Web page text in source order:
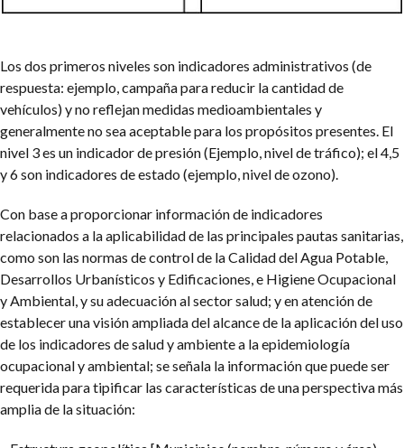
Los dos primeros niveles son indicadores administrativos (de
respuesta: ejemplo, campaña para reducir la cantidad de
vehículos) y no reflejan medidas medioambientales y
generalmente no sea aceptable para los propósitos presentes. El
nivel 3 es un indicador de presión (Ejemplo, nivel de tráfico); el 4,5
y 6 son indicadores de estado (ejemplo, nivel de ozono).
Con base a proporcionar información de indicadores
relacionados a la aplicabilidad de las principales pautas sanitarias,
como son las normas de control de la Calidad del Agua Potable,
Desarrollos Urbanísticos y Edificaciones, e Higiene Ocupacional
y Ambiental, y su adecuación al sector salud; y en atención de
establecer una visión ampliada del alcance de la aplicación del uso
de los indicadores de salud y ambiente a la epidemiología
ocupacional y ambiental; se señala la información que puede ser
requerida para tipificar las características de una perspectiva más
amplia de la situación: